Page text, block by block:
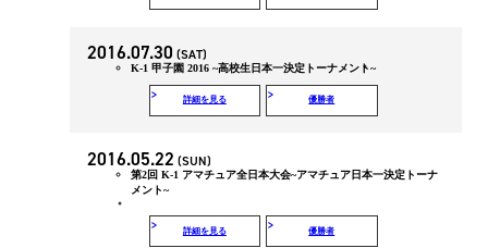
2016.07.30 (SAT)
K-1 甲子園 2016 ~高校生日本一決定トーナメント~
詳細を見る 優勝者
2016.05.22 (SUN)
第2回 K-1 アマチュア全日本大会~アマチュア日本一決定トーナ
メント~
詳細を見る 優勝者